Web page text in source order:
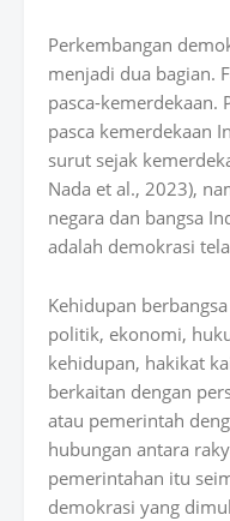
Perkembangan
menjadi dua bagian.
pasca-kemerdekaan.
pasca kemerdekaan
surut sejak
Nada et al., 2023),
negara dan bangsa
adalah demokrasi
Kehidupan
politik, ekonomi,
kehidupan, hakikat
berkaitan dengan
atau pemerintah
hubungan antara
pemerintahan itu
demokrasi yang